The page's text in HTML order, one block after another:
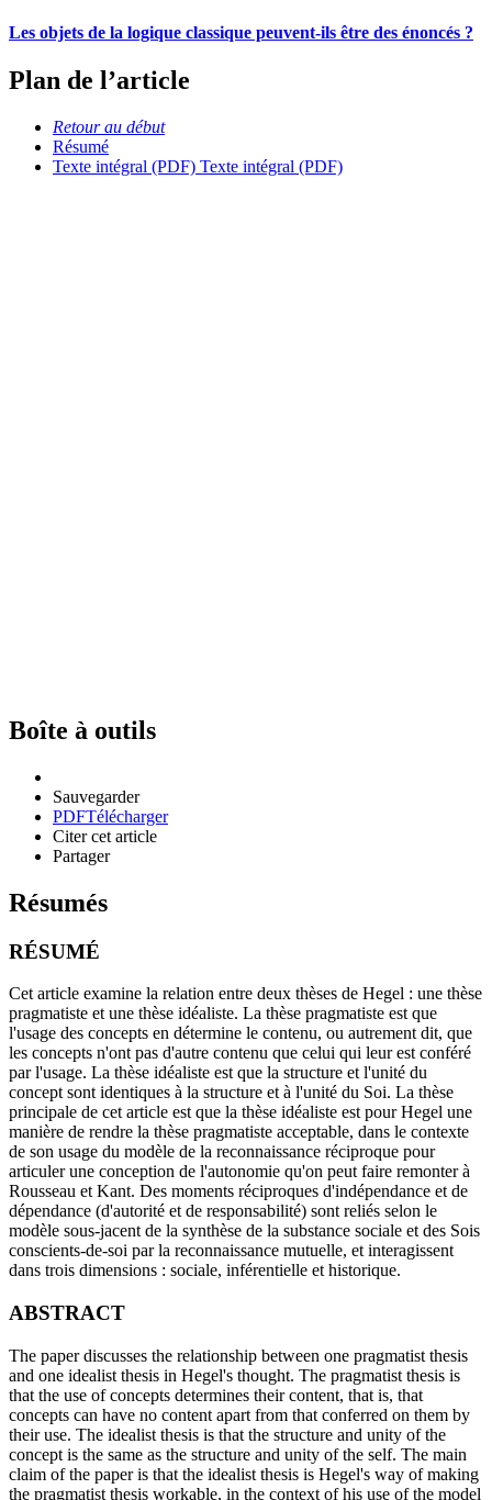
Les objets de la logique classique peuvent-ils être des énoncés ?
Plan de l’article
Retour au début
Résumé
Texte intégral (PDF) Texte intégral (PDF)
Boîte à outils
Sauvegarder
PDFTélécharger
Citer cet article
Partager
Résumés
RÉSUMÉ
Cet article examine la relation entre deux thèses de Hegel : une thèse
pragmatiste et une thèse idéaliste. La thèse pragmatiste est que
l'usage des concepts en détermine le contenu, ou autrement dit, que
les concepts n'ont pas d'autre contenu que celui qui leur est conféré
par l'usage. La thèse idéaliste est que la structure et l'unité du
concept sont identiques à la structure et à l'unité du Soi. La thèse
principale de cet article est que la thèse idéaliste est pour Hegel une
manière de rendre la thèse pragmatiste acceptable, dans le contexte
de son usage du modèle de la reconnaissance réciproque pour
articuler une conception de l'autonomie qu'on peut faire remonter à
Rousseau et Kant. Des moments réciproques d'indépendance et de
dépendance (d'autorité et de responsabilité) sont reliés selon le
modèle sous-jacent de la synthèse de la substance sociale et des Sois
conscients-de-soi par la reconnaissance mutuelle, et interagissent
dans trois dimensions : sociale, inférentielle et historique.
ABSTRACT
The paper discusses the relationship between one pragmatist thesis
and one idealist thesis in Hegel's thought. The pragmatist thesis is
that the use of concepts determines their content, that is, that
concepts can have no content apart from that conferred on them by
their use. The idealist thesis is that the structure and unity of the
concept is the same as the structure and unity of the self. The main
claim of the paper is that the idealist thesis is Hegel's way of making
the pragmatist thesis workable, in the context of his use of the model